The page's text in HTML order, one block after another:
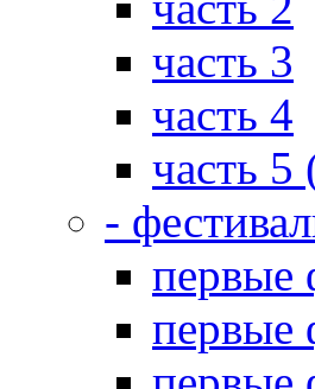
часть 3
часть 4
часть 5
-
первые
первые